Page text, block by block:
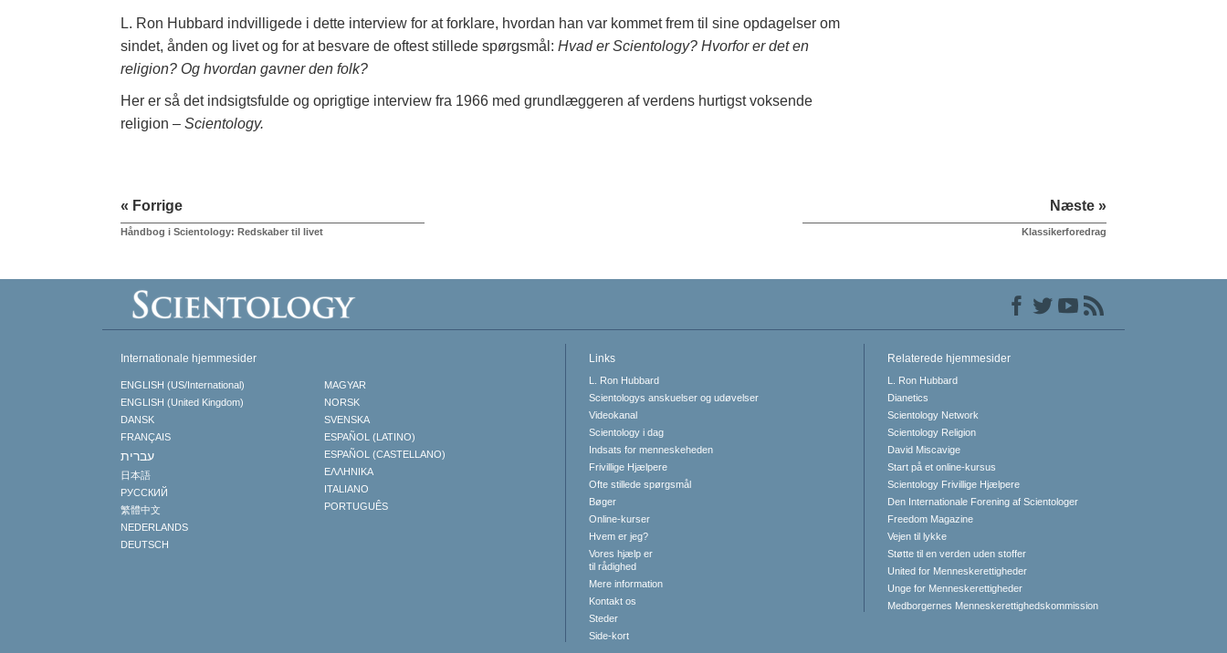
L. Ron Hubbard indvilligede i dette interview for at forklare, hvordan han var kommet frem til sine opdagelser om
sindet, ånden og livet og for at besvare de oftest stillede spørgsmål: Hvad er Scientology? Hvorfor er det en
religion? Og hvordan gavner den folk?
Her er så det indsigtsfulde og oprigtige interview fra 1966 med grundlæggeren af verdens hurtigst voksende
religion – Scientology.
« Forrige
Håndbog i Scientology: Redskaber til livet
Næste »
Klassikerforedrag
Internationale hjemmesider
ENGLISH (US/International)
ENGLISH (United Kingdom)
DANSK
FRANÇAIS
עברית
日本語
РУССКИЙ
繁體中文
NEDERLANDS
DEUTSCH
MAGYAR
NORSK
SVENSKA
ESPAÑOL (LATINO)
ESPAÑOL (CASTELLANO)
ΕΛΛΗΝΙΚA
ITALIANO
PORTUGUÊS
Links
L. Ron Hubbard
Scientologys anskuelser og udøvelser
Videokanal
Scientology i dag
Indsats for menneskeheden
Frivillige Hjælpere
Ofte stillede spørgsmål
Bøger
Online-kurser
Hvem er jeg?
Vores hjælp er
til rådighed
Mere information
Kontakt os
Steder
Side-kort
Relaterede hjemmesider
L. Ron Hubbard
Dianetics
Scientology Network
Scientology Religion
David Miscavige
Start på et online-kursus
Scientology Frivillige Hjælpere
Den Internationale Forening af Scientologer
Freedom Magazine
Vejen til lykke
Støtte til en verden uden stoffer
United for Menneskerettigheder
Unge for Menneskerettigheder
Medborgernes Menneskerettigheds­kommission